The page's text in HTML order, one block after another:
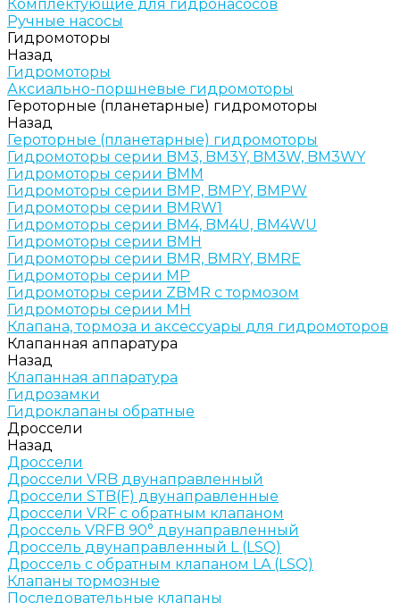
Комплектующие для гидронасосов
Ручные насосы
Гидромоторы
Назад
Гидромоторы
Аксиально-поршневые гидромоторы
Героторные (планетарные) гидромоторы
Назад
Героторные (планетарные) гидромоторы
Гидромоторы серии BM3, BM3Y, BM3W, BM3WY
Гидромоторы серии BMM
Гидромоторы серии BMP, BMPY, BMPW
Гидромоторы серии BMRW1
Гидромоторы серии BМ4, BM4U, BМ4WU
Гидромоторы серии BМH
Гидромоторы серии BМR, BMRY, BМRE
Гидромоторы серии MP
Гидромоторы серии ZBMR с тормозом
Гидромоторы серии МH
Клапана, тормоза и аксессуары для гидромоторов
Клапанная аппаратура
Назад
Клапанная аппаратура
Гидрозамки
Гидроклапаны обратные
Дроссели
Назад
Дроссели
Дроссели VRB двунаправленный
Дроссели STB(F) двунаправленные
Дроссели VRF с обратным клапаном
Дроссель VRFB 90° двунаправленный
Дроссель двунаправленный L (LSQ)
Дроссель с обратным клапаном LA (LSQ)
Клапаны тормозные
Последовательные клапаны